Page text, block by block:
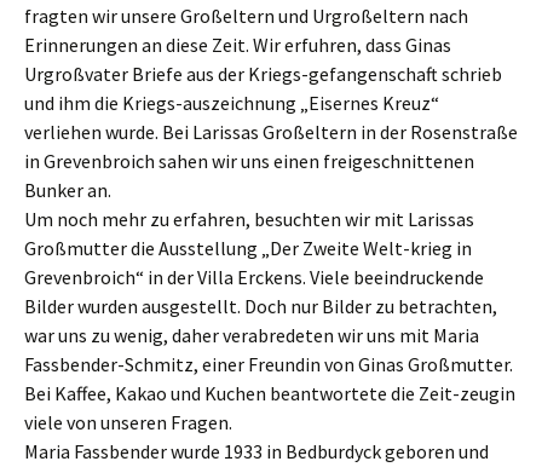
fragten wir unsere Großeltern und Urgroßeltern nach
Erinnerungen an diese Zeit. Wir erfuhren, dass Ginas
Urgroßvater Briefe aus der Kriegs-gefangenschaft schrieb
und ihm die Kriegs-auszeichnung „Eisernes Kreuz“
verliehen wurde. Bei Larissas Großeltern in der Rosenstraße
in Grevenbroich sahen wir uns einen freigeschnittenen
Bunker an.
Um noch mehr zu erfahren, besuchten wir mit Larissas
Großmutter die Ausstellung „Der Zweite Welt-krieg in
Grevenbroich“ in der Villa Erckens. Viele beeindruckende
Bilder wurden ausgestellt. Doch nur Bilder zu betrachten,
war uns zu wenig, daher verabredeten wir uns mit Maria
Fassbender-Schmitz, einer Freundin von Ginas Großmutter.
Bei Kaffee, Kakao und Kuchen beantwortete die Zeit-zeugin
viele von unseren Fragen.
Maria Fassbender wurde 1933 in Bedburdyck geboren und